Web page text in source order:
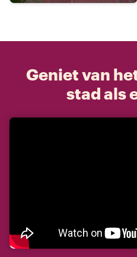
Geniet van
stad als